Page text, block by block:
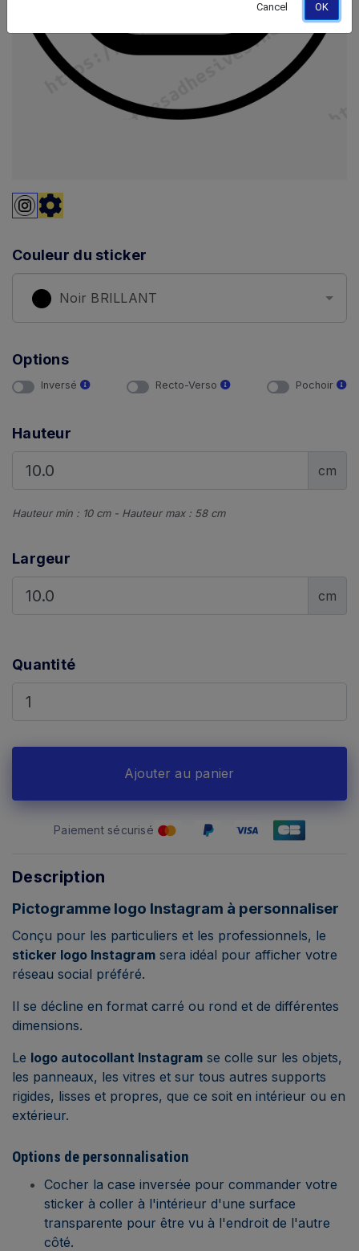
Couleur du sticker
Noir BRILLANT
Options
Inversé Recto-Verso Pochoir
Hauteur
cm
Hauteur min : 10 cm - Hauteur max : 58 cm
Largeur
cm
Quantité
Ajouter au panier
Paiement sécurisé
Description
Pictogramme logo Instagram à personnaliser
Conçu pour les particuliers et les professionnels, le
sticker logo Instagram sera idéal pour afficher votre
réseau social préféré.
Il se décline en format carré ou rond et de différentes
dimensions.
Le logo autocollant Instagram se colle sur les objets,
les panneaux, les vitres et sur tous autres supports
rigides, lisses et propres, que ce soit en intérieur ou en
extérieur.
Options de personnalisation
Cocher la case inversée pour commander votre
sticker à coller à l'intérieur d'une surface
transparente pour être vu à l'endroit de l'autre
côté.
Cancel OK